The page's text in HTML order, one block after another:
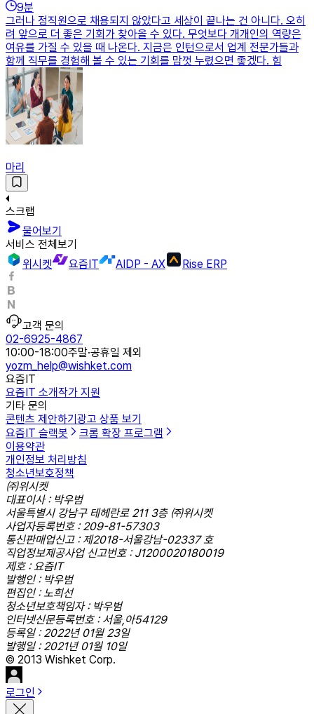
9분
그러나 정직원으로 채용되지 않았다고 세상이 끝나는 건 아니다. 오히
려 앞으로 더 좋은 기회가 찾아올 수 있다. 무엇보다 개개인의 역량은
여유를 가질 수 있을 때 나온다. 지금은 인턴으로서 업계 전문가들과
함께 직무를 경험해 볼 수 있는 기회를 맘껏 누렸으면 좋겠다. 힘
마리
스크랩
물어보기
서비스 전체보기
위시켓
요즘IT AIDP - AX Rise ERP
고객 문의
02-6925-4867
10:00-18:00주말·공휴일 제외
yozm_help@wishket.com
요즘IT
요즘IT 소개작가 지원
기타 문의
콘텐츠 제안하기 광고 상품 보기
요즘IT 슬랙봇
크롬 확장 프로그램
이용약관
개인정보 처리방침
청소년보호정책
㈜위시켓
대표이사 : 박우범
서울특별시 강남구 테헤란로 211 3층 ㈜위시켓
사업자등록번호 : 209-81-57303
통신판매업신고 : 제2018-서울강남-02337 호
직업정보제공사업 신고번호 : J1200020180019
제호 : 요즘IT
발행인 : 박우범
편집인 : 노희선
청소년보호책임자 : 박우범
인터넷신문등록번호 : 서울,아54129
등록일 : 2022년 01월 23일
발행일 : 2021년 01월 10일
© 2013 Wishket Corp.
로그인